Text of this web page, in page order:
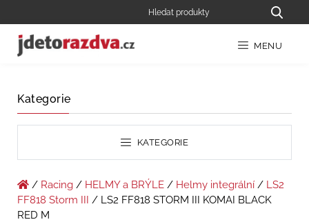
MENU
Kategorie
KATEGORIE
/ Racing / HELMY a BRÝLE / Helmy integrální / LS2
FF818 Storm III
/ LS2 FF818 STORM III KOMAI BLACK
RED M